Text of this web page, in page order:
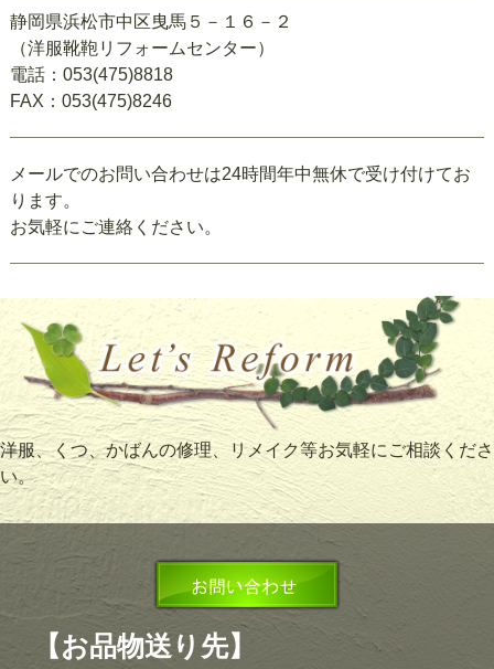
静岡県浜松市中区曳馬５－１６－２
（洋服靴鞄リフォームセンター）
電話：053(475)8818
FAX：053(475)8246
メールでのお問い合わせは24時間年中無休で受け付けてお
ります。
お気軽にご連絡ください。
洋服、くつ、かばんの修理、リメイク等お気軽にご相談くださ
い。
【お品物送り先】